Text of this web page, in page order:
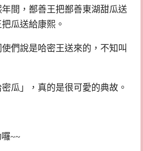
間，鄯善王把鄯善東湖甜瓜送
瓜送給康熙。
們說是哈密王送來的，不知叫
瓜」，真的是很可愛的典故。
~~